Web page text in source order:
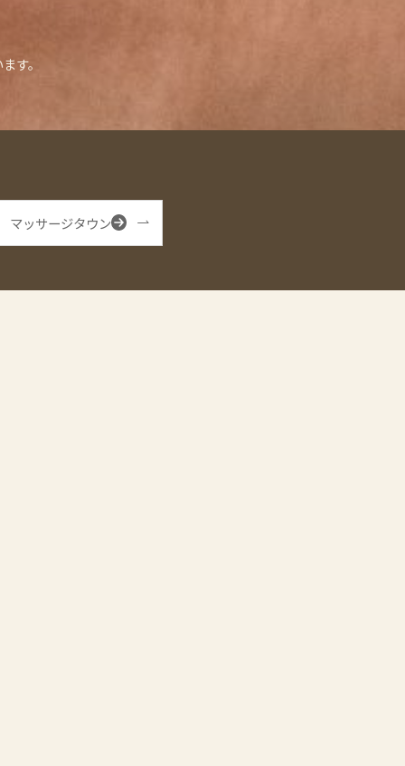
す。
マッサージタウン